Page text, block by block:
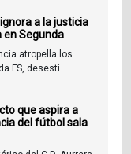
a la justicia
en Segunda
atropella los
FS, desesti...
que aspira a
del fútbol sala